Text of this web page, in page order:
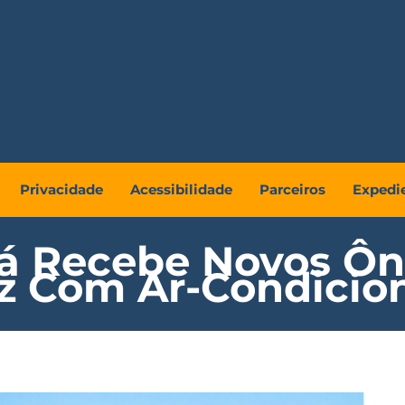
Privacidade Acessibilidade Parceiros
Recebe Novos
Com Ar-